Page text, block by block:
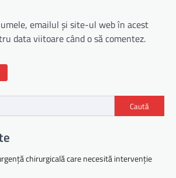
emailul și site-ul web în acest
data viitoare când o să comentez.
Caută
chirurgicală care necesită intervenție